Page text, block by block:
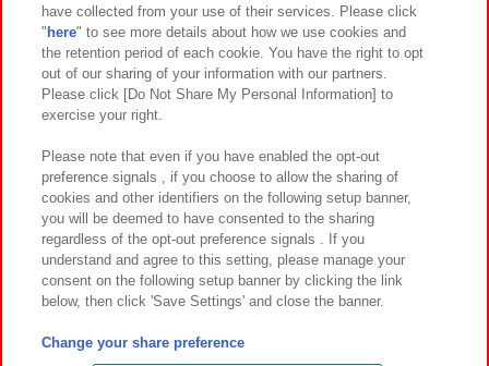
関連会社 サステナビリティ サイトポリシー
プライバシーポリシー ウェブアクセシビリティ方針と検証結果
お取引先さまとともに
カスタマーハラスメント対応方針 よくあるご質問・お問い合わせ
©Bandai Namco Amusement Inc.
©Bandai Namco Amusement Lab Inc.
have collected from your use of their services. Please click
" here" to see more details about how we use cookies and
the retention period of each cookie. You have the right to opt
out of our sharing of your information with our partners.
Please click [Do Not Share My Personal Information] to
exercise your right.
Please note that even if you have enabled the opt-out
preference signals , if you choose to allow the sharing of
cookies and other identifiers on the following setup banner,
you will be deemed to have consented to the sharing
regardless of the opt-out preference signals . If you
understand and agree to this setting, please manage your
consent on the following setup banner by clicking the link
below, then click 'Save Settings' and close the banner.
Change your share preference